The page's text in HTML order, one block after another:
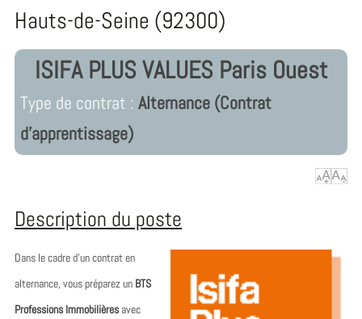
Hauts-de-Seine (92300)
ISIFA PLUS VALUES Paris Ouest
Type de contrat : Alternance (Contrat
d'apprentissage)
Description du poste
Dans le cadre d'un contrat en
alternance, vous préparez un BTS
Professions Immobilièresavec